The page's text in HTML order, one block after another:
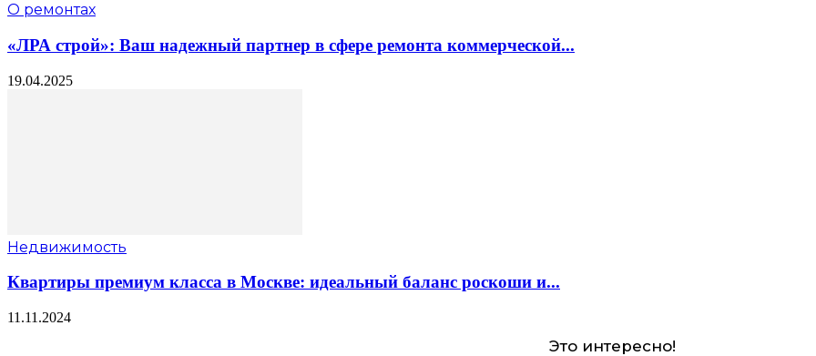
О ремонтах
«ЛРА строй»: Ваш надежный партнер в сфере ремонта коммерческой...
19.04.2025
Недвижимость
Квартиры премиум класса в Москве: идеальный баланс роскоши и...
11.11.2024
Это интересно!